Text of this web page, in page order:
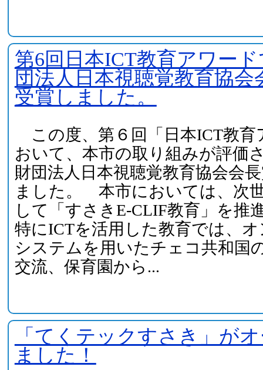
第6回日本ICT教育アワー
団法人日本視聴覚教育協会
受賞しました。
この度、第６回「日本ICT教育
おいて、本市の取り組みが評価
財団法人日本視聴覚教育協会会
ました。 本市においては、次
して「すさきE-CLIF教育」を推
特にICTを活用した教育では、
システムを用いたチェコ共和国
交流、保育園から...
「てくテックすさき」が
ました！